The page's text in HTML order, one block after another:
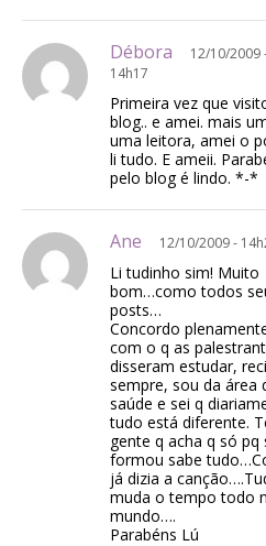
Débora
12/10/2009
14h17
Primeira vez que
blog.. e amei. mais
uma leitora, amei o
li tudo. E ameii.
pelo blog é lindo. *-*
Ane 12/10/2009 -
Li tudinho sim! Muito
bom…como todos
posts…
Concordo
com o q as
disseram estudar,
sempre, sou da área
saúde e sei q
tudo está diferente.
gente q acha q só pq
formou sabe
já dizia a
muda o tempo todo
mundo….
Parabéns Lú